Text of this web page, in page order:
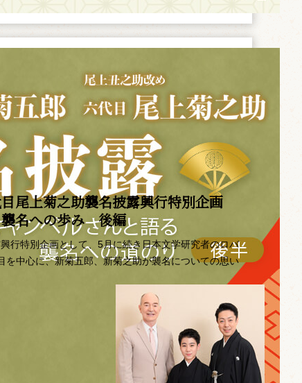
上菊之助襲名披露興行特別企画 ――
襲名への歩み 後編
行特別企画として、5月に続き日本文学研究者のロバ
中心に、新菊五郎、新菊之助が襲名についての思い